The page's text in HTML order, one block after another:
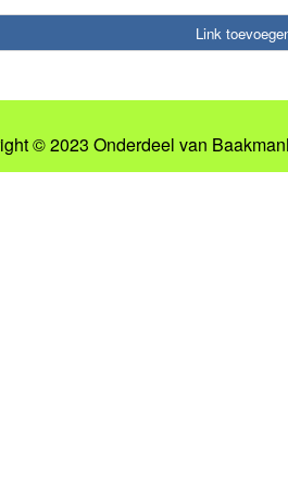
Link
© 2023 Onderdeel van